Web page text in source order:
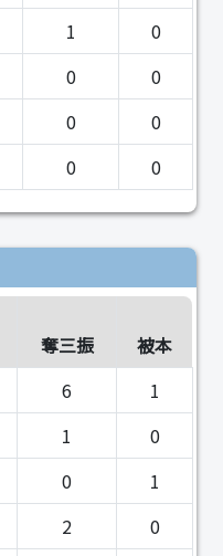
1
0
0
0
0
0
0 0
奪三振
被本
6
1
1
0
0
1
2
0